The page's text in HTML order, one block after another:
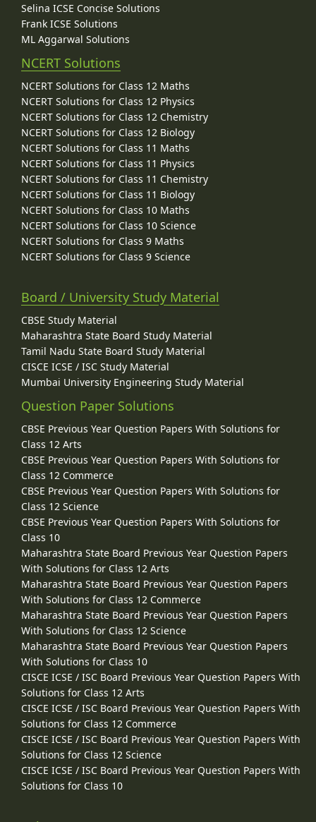
Selina ICSE Concise Solutions
Frank ICSE Solutions
ML Aggarwal Solutions
NCERT Solutions
NCERT Solutions for Class 12 Maths
NCERT Solutions for Class 12 Physics
NCERT Solutions for Class 12 Chemistry
NCERT Solutions for Class 12 Biology
NCERT Solutions for Class 11 Maths
NCERT Solutions for Class 11 Physics
NCERT Solutions for Class 11 Chemistry
NCERT Solutions for Class 11 Biology
NCERT Solutions for Class 10 Maths
NCERT Solutions for Class 10 Science
NCERT Solutions for Class 9 Maths
NCERT Solutions for Class 9 Science
Board / University Study Material
CBSE Study Material
Maharashtra State Board Study Material
Tamil Nadu State Board Study Material
CISCE ICSE / ISC Study Material
Mumbai University Engineering Study Material
Question Paper Solutions
CBSE Previous Year Question Papers With Solutions for
Class 12 Arts
CBSE Previous Year Question Papers With Solutions for
Class 12 Commerce
CBSE Previous Year Question Papers With Solutions for
Class 12 Science
CBSE Previous Year Question Papers With Solutions for
Class 10
Maharashtra State Board Previous Year Question Papers
With Solutions for Class 12 Arts
Maharashtra State Board Previous Year Question Papers
With Solutions for Class 12 Commerce
Maharashtra State Board Previous Year Question Papers
With Solutions for Class 12 Science
Maharashtra State Board Previous Year Question Papers
With Solutions for Class 10
CISCE ICSE / ISC Board Previous Year Question Papers With
Solutions for Class 12 Arts
CISCE ICSE / ISC Board Previous Year Question Papers With
Solutions for Class 12 Commerce
CISCE ICSE / ISC Board Previous Year Question Papers With
Solutions for Class 12 Science
CISCE ICSE / ISC Board Previous Year Question Papers With
Solutions for Class 10